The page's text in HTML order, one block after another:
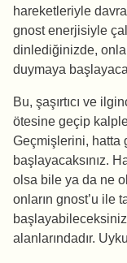
hareketleriyle
gnost enerjisiyle
dinlediğinizde,
duymaya
Bu, şaşırtıcı ve
ötesine geçip
Geçmişlerini, hatta
başlayacaksınız.
olsa bile ya da ne
onların gnost’u ile
alanlarındadır.